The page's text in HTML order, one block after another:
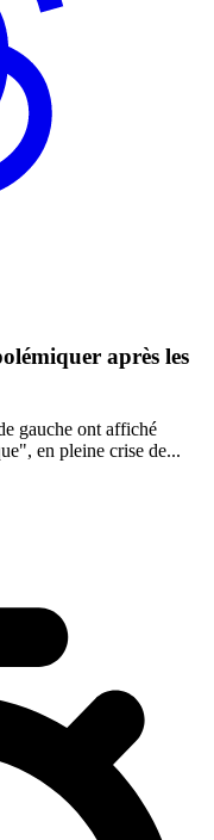
après les
gauche ont affiché
en pleine crise de...